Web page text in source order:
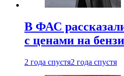
В ФАС
с ценами на
2 года спустя2 года спустя